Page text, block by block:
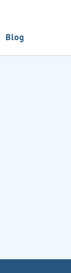
Blog